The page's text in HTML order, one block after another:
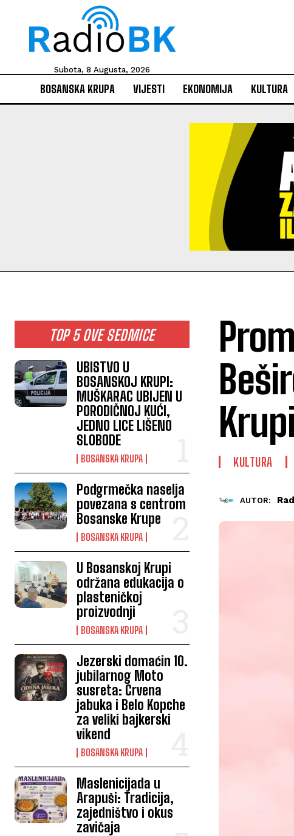
Subota, 8 Augusta, 2026
BOSANSKA KRUPA VIJESTI EKONOMIJA KULTURA
TOP 5 OVE SEDMICE
UBISTVO U
BOSANSKOJ KRUPI:
MUŠKARAC UBIJEN U
PORODIČNOJ KUĆI,
JEDNO LICE LIŠENO
SLOBODE
BOSANSKA KRUPA
Podgrmečka naselja
povezana s centrom
Bosanske Krupe
BOSANSKA KRUPA
U Bosanskoj Krupi
održana edukacija o
plasteničkoj
proizvodnji
BOSANSKA KRUPA
Jezerski domaćin 10.
jubilarnog Moto
susreta: Crvena
jabuka i Belo Kopche
za veliki bajkerski
vikend
BOSANSKA KRUPA
Maslenicijada u
Arapuši: Tradicija,
zajedništvo i okus
zavičaja
Krupi
KULTURA
AUTOR: